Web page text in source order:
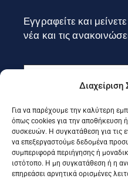
Για να παρέχουμε την καλύτερη
όπως cookies για την αποθήκευση
συσκευών. Η συγκατάθεση για τις
να επεξεργαστούμε δεδομένα
συμπεριφορά περιήγησης ή
ιστότοπο. Η μη συγκατάθεση ή η
επηρεάσει αρνητικά ορισμένες
Εγγραφείτε και
νέα και τις
Εγγραφή
Ακολουθήστε μας στα